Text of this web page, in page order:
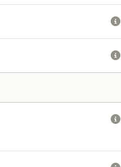


